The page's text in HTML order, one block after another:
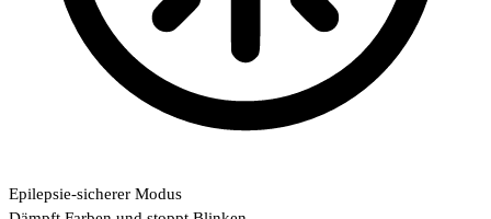
Epilepsie-sicherer Modus